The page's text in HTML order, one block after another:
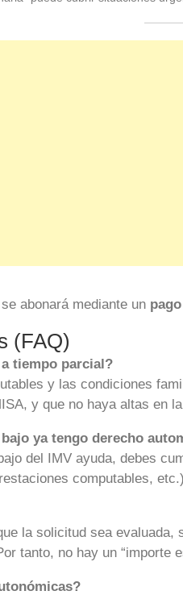
abonará mediante un
(FAQ)
tiempo parcial?
y las condiciones
y que no haya altas en
ya tengo derecho
del IMV ayuda, debes
computables,
la solicitud sea
tanto, no hay un “importe